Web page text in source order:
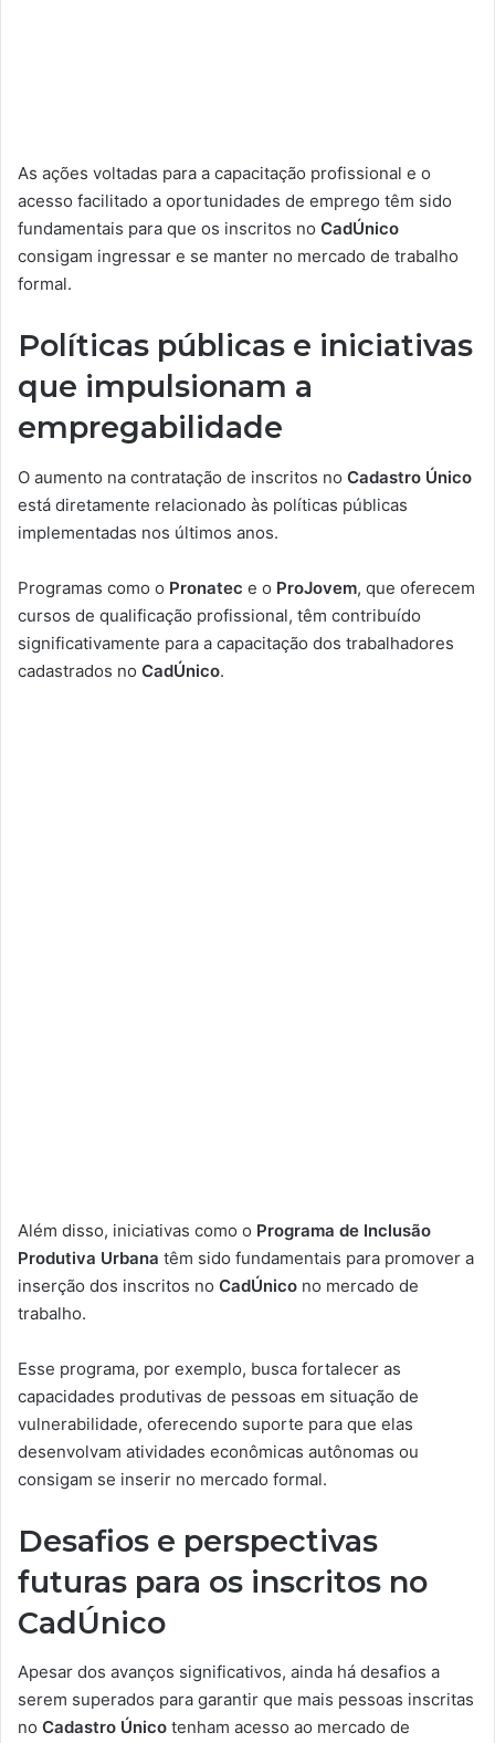
As ações voltadas para a capacitação profissional e o
acesso facilitado a oportunidades de emprego têm sido
fundamentais para que os inscritos no CadÚnico
consigam ingressar e se manter no mercado de trabalho
formal.
Políticas públicas e iniciativas
que impulsionam a
empregabilidade
O aumento na contratação de inscritos no Cadastro Único
está diretamente relacionado às políticas públicas
implementadas nos últimos anos.
Programas como o Pronatec e o ProJovem, que oferecem
cursos de qualificação profissional, têm contribuído
significativamente para a capacitação dos trabalhadores
cadastrados no CadÚnico.
Além disso, iniciativas como o Programa de Inclusão
Produtiva Urbana têm sido fundamentais para promover a
inserção dos inscritos no CadÚnico no mercado de
trabalho.
Esse programa, por exemplo, busca fortalecer as
capacidades produtivas de pessoas em situação de
vulnerabilidade, oferecendo suporte para que elas
desenvolvam atividades econômicas autônomas ou
consigam se inserir no mercado formal.
Desafios e perspectivas
futuras para os inscritos no
CadÚnico
Apesar dos avanços significativos, ainda há desafios a
serem superados para garantir que mais pessoas inscritas
no Cadastro Único tenham acesso ao mercado de